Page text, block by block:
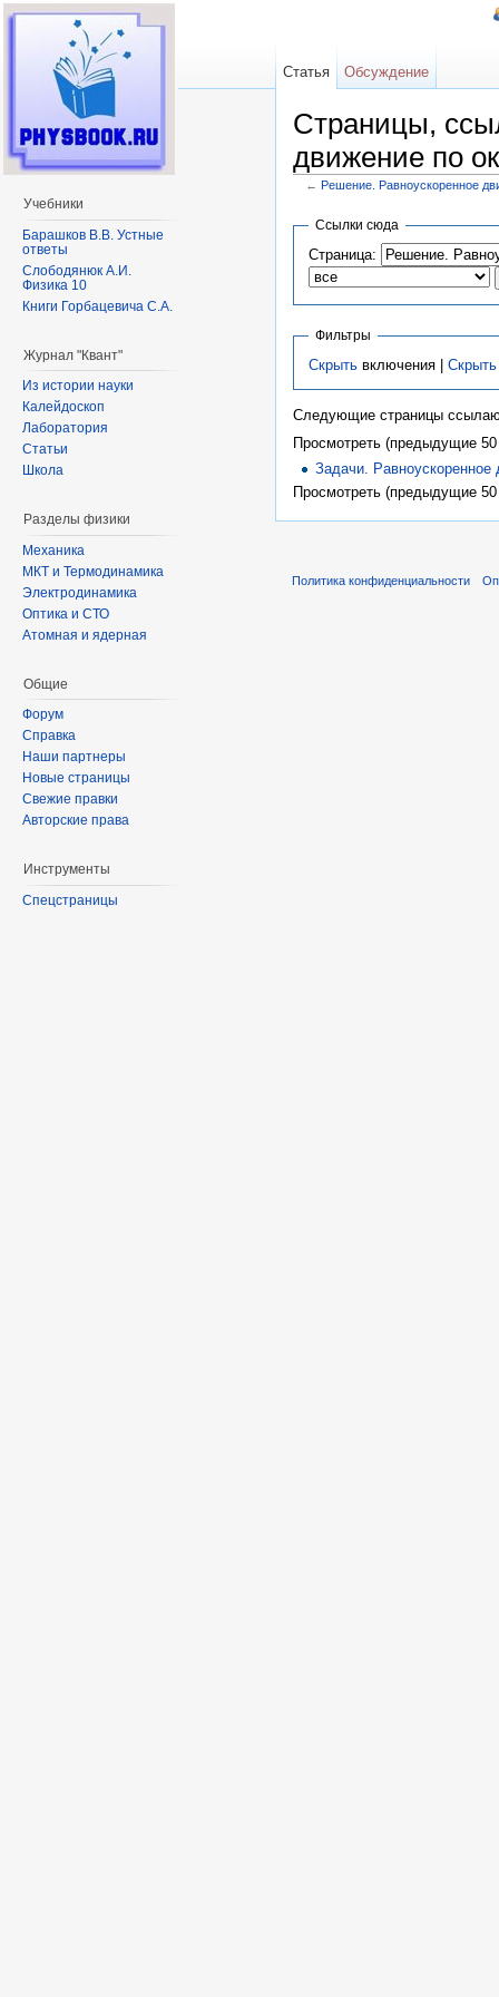
Страницы,
движение по
← Решение. Равноускоренное
Ссылки сюда
Страница:
Фильтры
Скрытьвключения | Скрыть
Следующие страницы
Просмотреть (предыдущие
Задачи. Равноускоренное
Просмотреть (предыдущие
Статья Обсуждение
Учебники
Барашков В.В. Устные
ответы
Слободянюк А.И.
Физика 10
Книги Горбацевича С.А.
Журнал "Квант"
Из истории науки
Калейдоскоп
Лаборатория
Статьи
Школа
Разделы физики
Механика
МКТ и Термодинамика
Электродинамика
Оптика и СТО
Атомная и ядерная
Общие
Форум
Справка
Наши партнеры
Новые страницы
Свежие правки
Авторские права
Инструменты
Спецстраницы
Политика конфиденциальности